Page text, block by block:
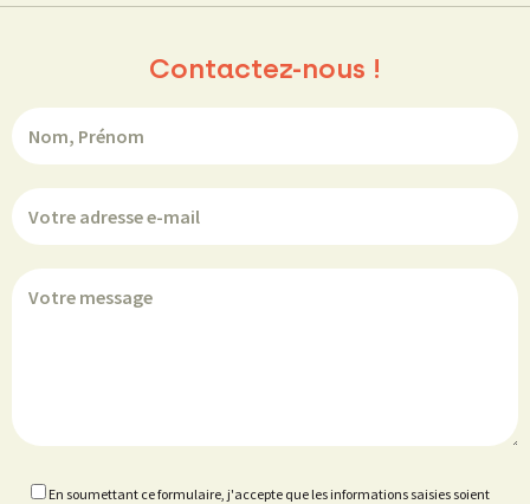
Contactez-nous !
En soumettant ce formulaire, j'accepte que les informations saisies soient